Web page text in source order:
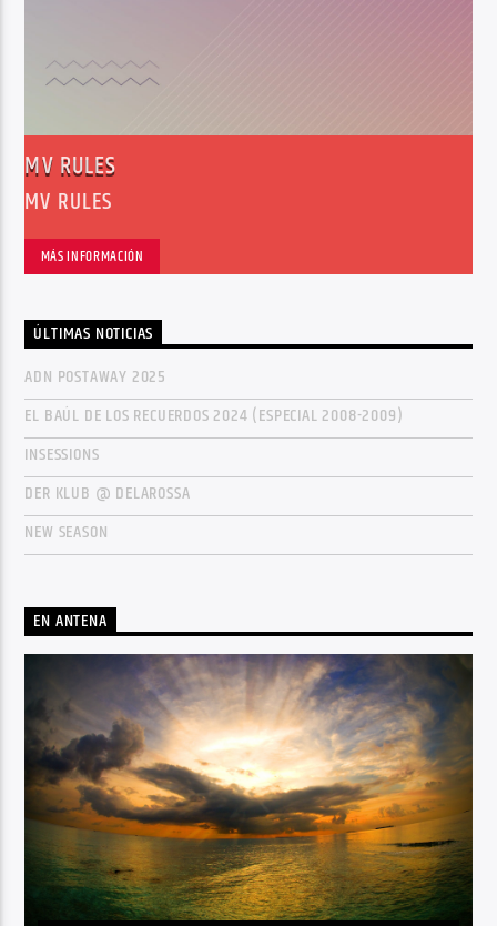
MV RULES
MV RULES
MÁS INFORMACIÓN
ÚLTIMAS NOTICIAS
ADN POSTAWAY 2025
EL BAÚL DE LOS RECUERDOS 2024 (ESPECIAL 2008-2009)
INSESSIONS
DER KLUB @ DELAROSSA
NEW SEASON
EN ANTENA